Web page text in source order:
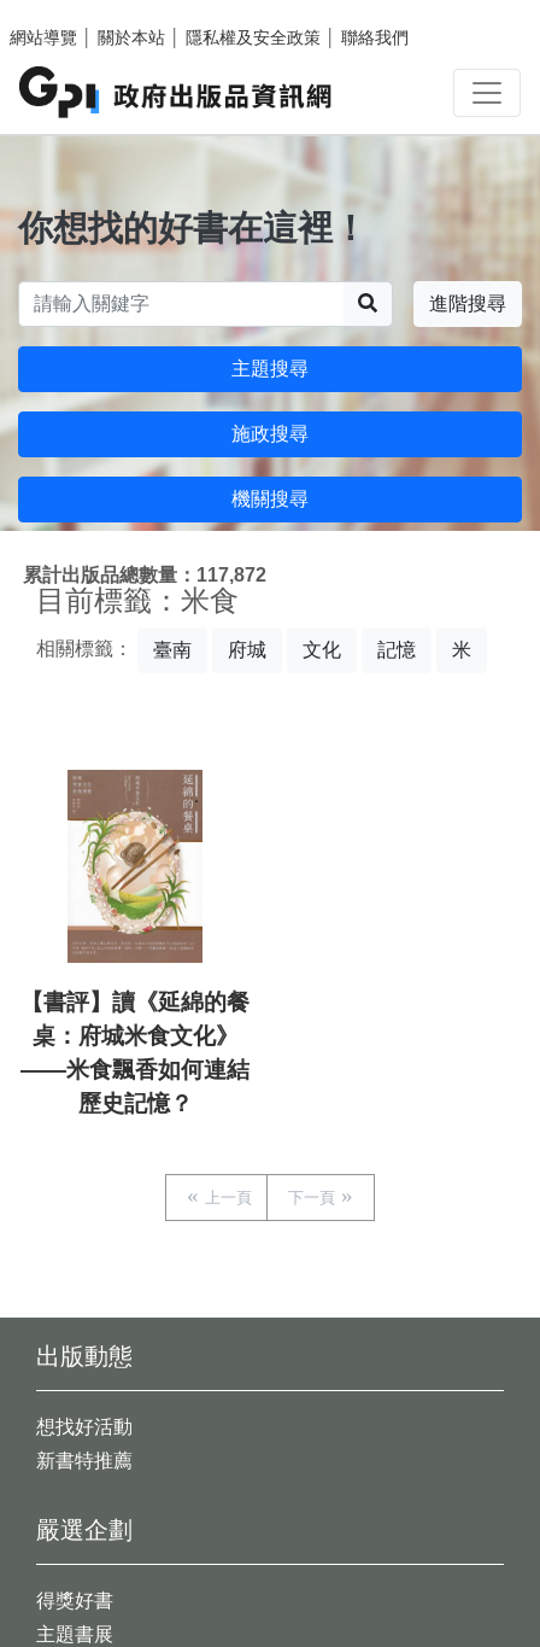
網站導覽
關於本站 隱私權及安全政策 聯絡我們
你想找的好書在這裡！
進階搜尋
主題搜尋
施政搜尋
機關搜尋
累計出版品總數量：117,872
目前標籤：米食
相關標籤： 臺南 府城 文化 記憶 米
【書評】讀《延綿的餐
桌：府城米食文化》
——米食飄香如何連結
歷史記憶？
上一頁 下一頁
出版動態
想找好活動
新書特推薦
嚴選企劃
得獎好書
主題書展